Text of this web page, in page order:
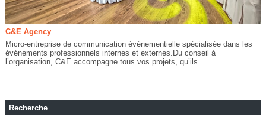
C&E Agency
Micro-entreprise de communication événementielle spécialisée dans les
événements professionnels internes et externes.Du conseil à
l’organisation, C&E accompagne tous vos projets, qu’ils...
Recherche